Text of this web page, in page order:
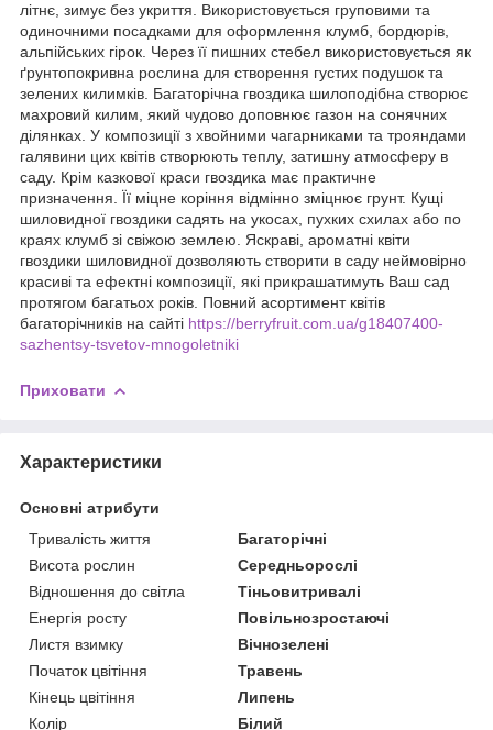
літнє, зимує без укриття. Використовується груповими та
одиночними посадками для оформлення клумб, бордюрів,
альпійських гірок. Через її пишних стебел використовується як
ґрунтопокривна рослина для створення густих подушок та
зелених килимків. Багаторічна гвоздика шилоподібна створює
махровий килим, який чудово доповнює газон на сонячних
ділянках. У композиції з хвойними чагарниками та трояндами
галявини цих квітів створюють теплу, затишну атмосферу в
саду. Крім казкової краси гвоздика має практичне
призначення. Її міцне коріння відмінно зміцнює грунт. Кущі
шиловидної гвоздики садять на укосах, пухких схилах або по
краях клумб зі свіжою землею. Яскраві, ароматні квіти
гвоздики шиловидної дозволяють створити в саду неймовірно
красиві та ефектні композиції, які прикрашатимуть Ваш сад
протягом багатьох років. Повний асортимент квітів
багаторічників на сайті https://berryfruit.com.ua/g18407400-
sazhentsy-tsvetov-mnogoletniki
Приховати
Характеристики
Основні атрибути
Тривалість життя
Багаторічні
Висота рослин
Середньорослі
Відношення до світла
Тіньовитривалі
Енергія росту
Повільнозростаючі
Листя взимку
Вічнозелені
Початок цвітіння
Травень
Кінець цвітіння
Липень
Колір
Білий